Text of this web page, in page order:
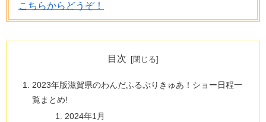
こちらからどうぞ！
目次
2023年版滋賀県のわんだふるぷりきゅあ！ショー日程一
覧まとめ!
2024年1月